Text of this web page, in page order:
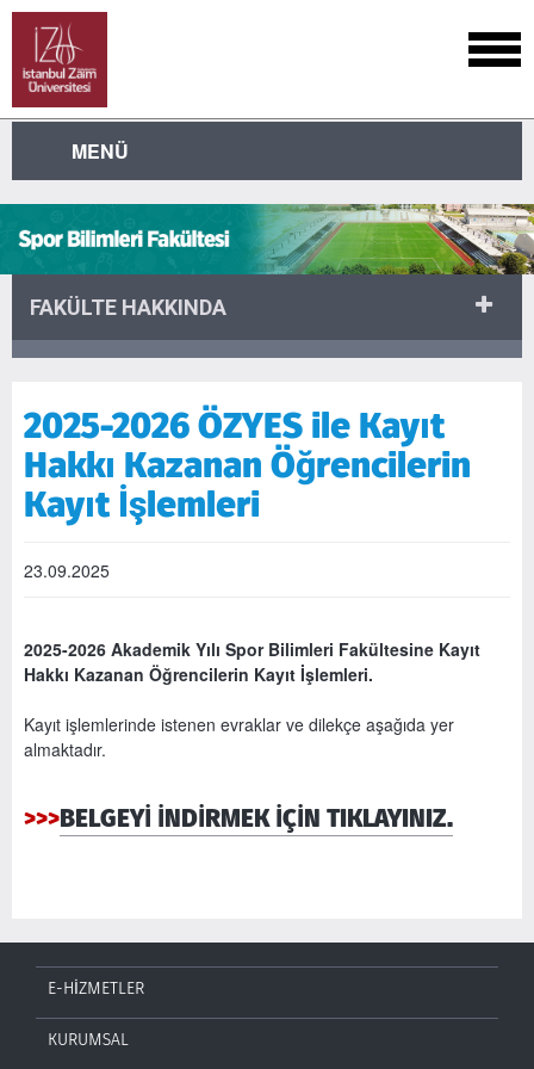
MENÜ
FAKÜLTE HAKKINDA
2025-2026 ÖZYES ile Kayıt
Hakkı Kazanan Öğrencilerin
Kayıt İşlemleri
23.09.2025
2025-2026 Akademik Yılı Spor Bilimleri Fakültesine Kayıt
Hakkı Kazanan Öğrencilerin Kayıt İşlemleri.
Kayıt işlemlerinde istenen evraklar ve dilekçe aşağıda yer
almaktadır.
>>>BELGEYİ İNDİRMEK İÇİN TIKLAYINIZ.
E-HİZMETLER
KURUMSAL